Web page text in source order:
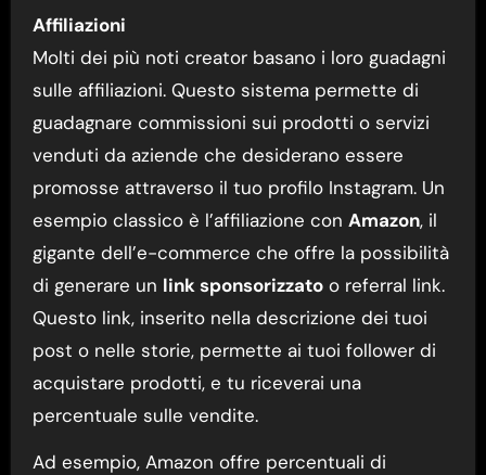
Affiliazioni
Molti dei più noti creator basano i loro guadagni
sulle affiliazioni. Questo sistema permette di
guadagnare commissioni sui prodotti o servizi
venduti da aziende che desiderano essere
promosse attraverso il tuo profilo Instagram. Un
esempio classico è l’affiliazione con Amazon, il
gigante dell’e-commerce che offre la possibilità
di generare un link sponsorizzatoo referral link.
Questo link, inserito nella descrizione dei tuoi
post o nelle storie, permette ai tuoi follower di
acquistare prodotti, e tu riceverai una
percentuale sulle vendite.
Ad esempio, Amazon offre percentuali di